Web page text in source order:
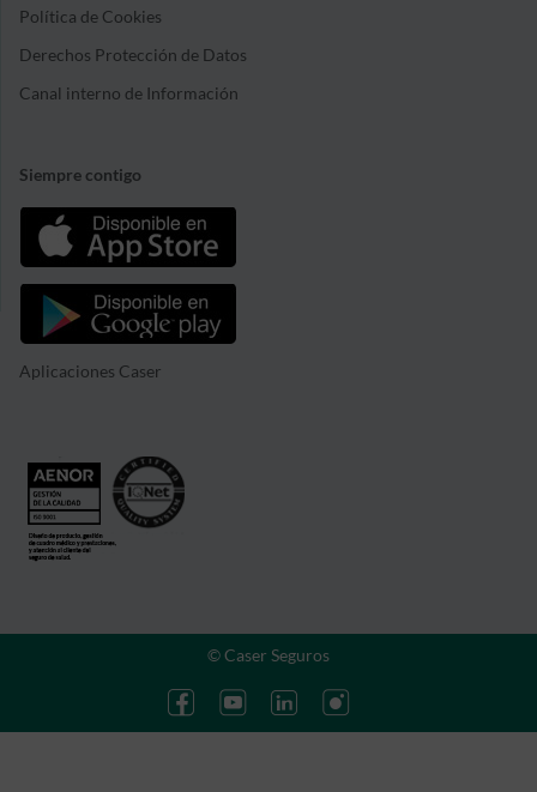
Política de Cookies
Derechos Protección de Datos
Canal interno de Información
Siempre contigo
Aplicaciones Caser
© Caser Seguros